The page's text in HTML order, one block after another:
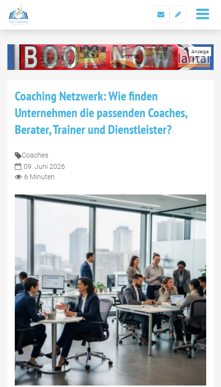
Coaching Netzwerk: Wie finden
Unternehmen die passenden Coaches,
Berater, Trainer und Dienstleister?
Coaches
09. Juni 2026
6 Minuten